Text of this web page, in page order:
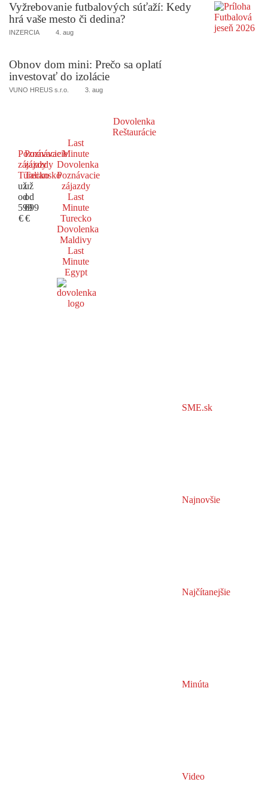
Vyžrebovanie futbalových súťaží: Kedy
hrá vaše mesto či dedina?
INZERCIA 4. aug
Obnov dom mini: Prečo sa oplatí
investovať do izolácie
VUNO HREUS s.r.o. 3. aug
Dovolenka
Reštaurácie
Poznávacie
zájazdy
Turecko
už
od
599
€
Poznávacie
zájazdy
Taliansko
už
od
699
€
Last
Minute
Dovolenka
Poznávacie
zájazdy
Last
Minute
Turecko
Dovolenka
Maldivy
Last
Minute
Egypt
SME.sk
Najnovšie
Najčítanejšie
Minúta
Video